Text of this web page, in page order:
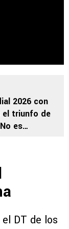
2026 con
el triunfo de
es
DT de los